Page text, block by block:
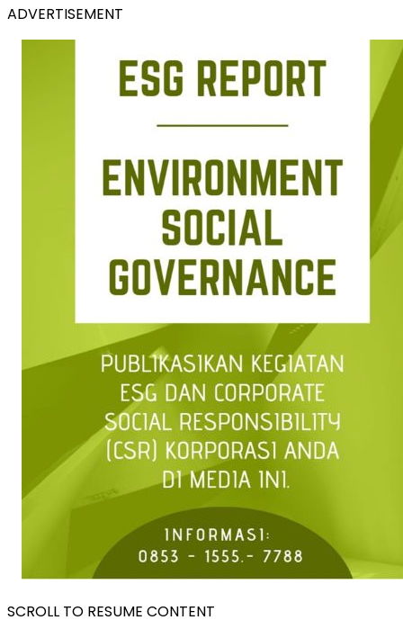
ADVERTISEMENT
SCROLL TO RESUME CONTENT